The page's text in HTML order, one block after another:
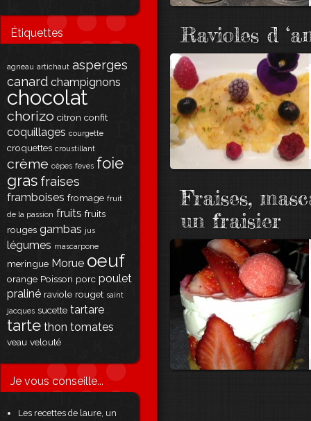
Étiquettes
agneau artichaut asperges
canard champignons
chocolat
chorizo citron confit
coquillages courgette
croquettes croustillant
crème cèpes feves foie
gras fraises
framboises fromage fruit
de la passion fruits fruits
rouges gambas jus
légumes mascarpone
meringue Morue oeuf
orange Poisson porc poulet
praliné raviole rouget saint
jacques sucette tartare
tarte thon tomates
veau velouté
Je vous conseille...
Les recettes de laure, un
Ravioles d
Fraises,
un fraisier